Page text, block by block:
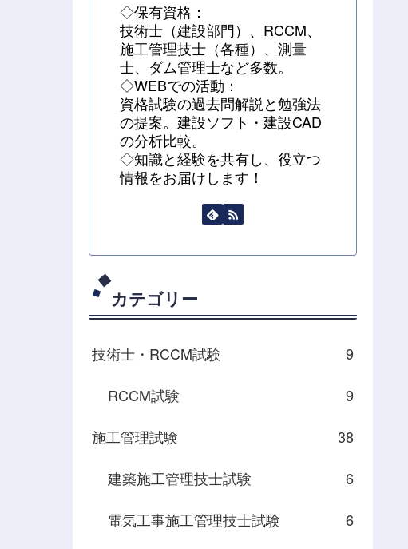
◇保有資格：
技術士（建設部門）、RCCM、
施工管理技士（各種）、測量
士、ダム管理士など多数。
◇WEBでの活動：
資格試験の過去問解説と勉強法
の提案。建設ソフト・建設CAD
の分析比較。
◇知識と経験を共有し、役立つ
情報をお届けします！
カテゴリー
技術士・RCCM試験
9
RCCM試験
9
施工管理試験
38
建築施工管理技士試験
6
電気工事施工管理技士試験
6